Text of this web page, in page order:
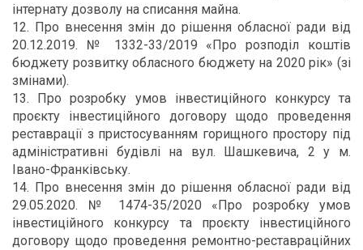
інтернату дозволу на списання майна.
12. Про внесення змін до рішення обласної ради від
20.12.2019. № 1332-33/2019 «Про розподіл коштів
бюджету розвитку обласного бюджету на 2020 рік» (зі
змінами).
13. Про розробку умов інвестиційного конкурсу та
проєкту інвестиційного договору щодо проведення
реставрації з пристосуванням горищного простору під
адміністративні будівлі на вул. Шашкевича, 2 у м.
Івано-Франківську.
14. Про внесення змін до рішення обласної ради від
29.05.2020. № 1474-35/2020 «Про розробку умов
інвестиційного конкурсу та проєкту інвестиційного
договору щодо проведення ремонтно-реставраційних